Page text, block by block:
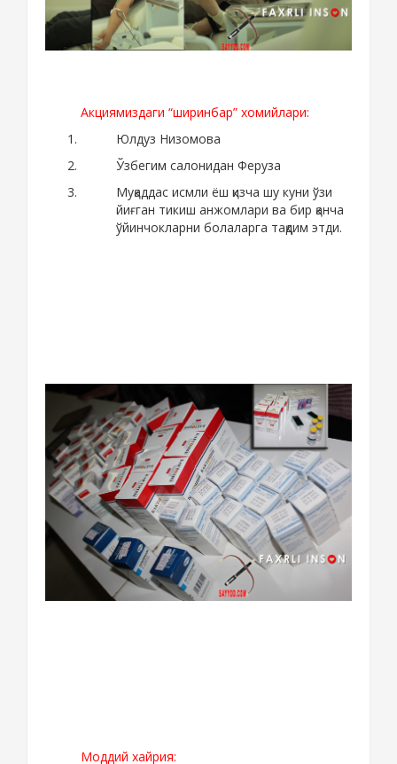
Акциямиздаги “ширинбар” хомийлари:
Юлдуз Низомова
Ўзбегим салонидан Феруза
Муқаддас исмли ёш қизча шу куни ўзи
йиғган тикиш анжомлари ва бир қанча
ўйинчокларни болаларга тақдим этди.
Моддий хайрия: